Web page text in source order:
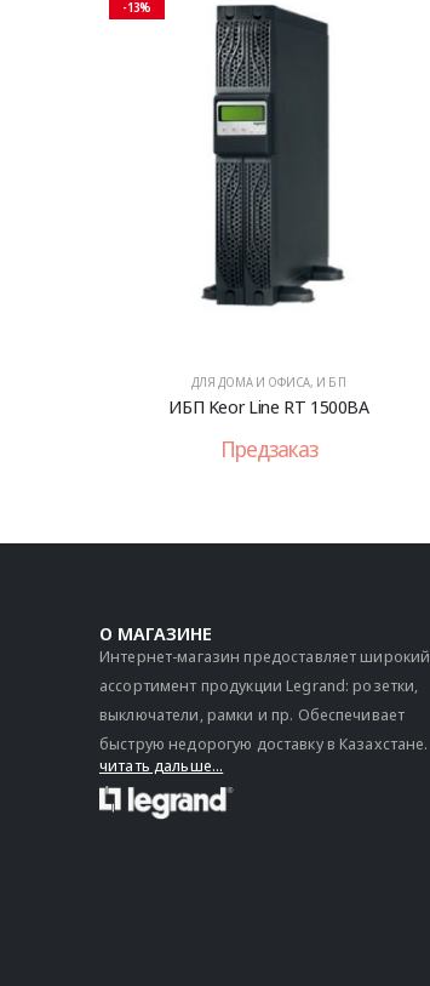
-13%
ДЛЯ ДОМА И ОФИСА, И Б П
ИБП Keor Line RT 1500ВА
Предзаказ
О МАГАЗИНЕ
Интернет-магазин предоставляет широкий
ассортимент продукции Legrand: розетки,
выключатели, рамки и пр. Обеспечивает
быструю недорогую доставку в Казахстане.
читать дальше...